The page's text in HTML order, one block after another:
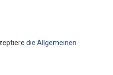
die Allgemeinen